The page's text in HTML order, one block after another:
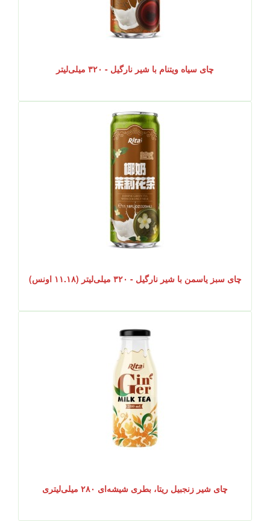
چای سیاه ویتنام با شیر نارگیل - ۳۲۰ میلی‌لیتر
چای سبز یاسمن با شیر نارگیل - ۳۲۰ میلی‌لیتر (۱۱.۱۸ اونس)
چای شیر زنجبیل ریتا، بطری شیشه‌ای ۲۸۰ میلی‌لیتری